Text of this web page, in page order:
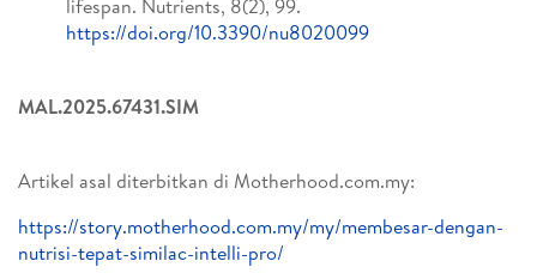
lifespan. Nutrients, 8(2), 99.
https://doi.org/10.3390/nu8020099
MAL.2025.67431.SIM
Artikel asal diterbitkan di Motherhood.com.my:
https://story.motherhood.com.my/my/membesar-dengan-
nutrisi-tepat-similac-intelli-pro/